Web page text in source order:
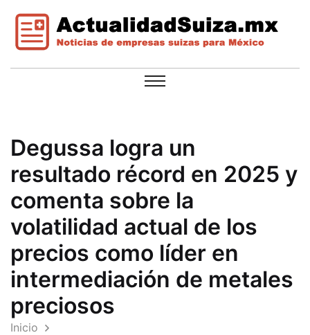
Degussa logra un
resultado récord en 2025 y
comenta sobre la
volatilidad actual de los
precios como líder en
intermediación de metales
preciosos
Inicio